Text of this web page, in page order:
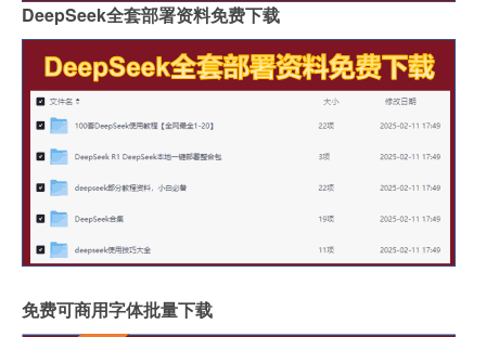
DeepSeek全套部署资料免费下载
免费可商用字体批量下载